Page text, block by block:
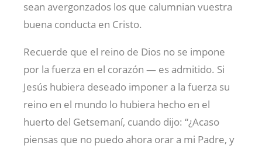
sean avergonzados los que calumnian vuestra
buena conducta en Cristo.
Recuerde que el reino de Dios no se impone
por la fuerza en el corazón — es admitido. Si
Jesús hubiera deseado imponer a la fuerza su
reino en el mundo lo hubiera hecho en el
huerto del Getsemaní, cuando dijo: “¿Acaso
piensas que no puedo ahora orar a mi Padre, y